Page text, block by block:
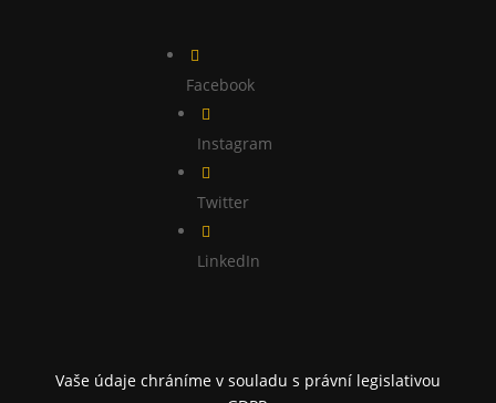

Facebook

Instagram

Twitter

LinkedIn
Vaše údaje chráníme v souladu s právní legislativou